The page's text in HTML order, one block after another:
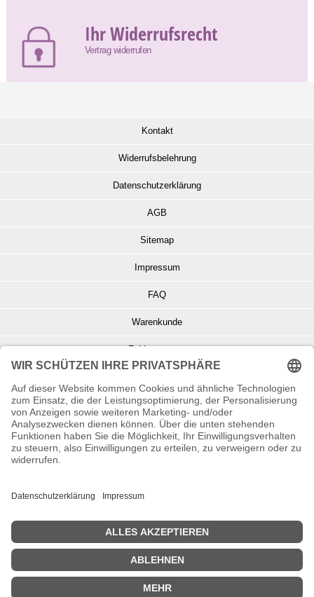
Ihr Widerrufsrecht
Vertrag widerrufen
Kontakt
Widerrufsbelehrung
Datenschutzerklärung
AGB
Sitemap
Impressum
FAQ
Warenkunde
Zahlungsarten
Info zu Elektro- u. Elektronikgeräten
Batterieentsorgung
Informationen zur Echtheit von Kundenbewertungen
© Copyright 2026 Wohnambiente-Shop